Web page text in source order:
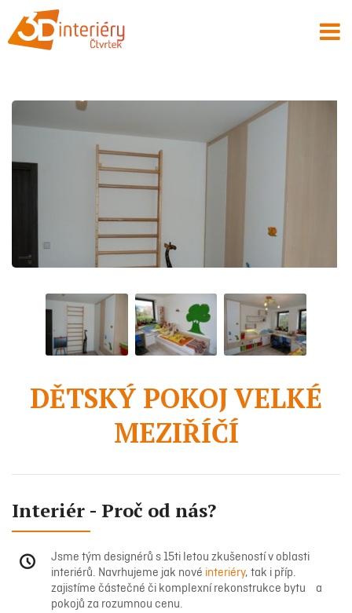
DĚTSKÝ POKOJ VELKÉ
MEZIŘÍČÍ
Interiér - Proč od nás?
Jsme tým designérů s 15ti letou zkušeností v oblasti
interiérů. Navrhujeme jak nové interiéry, tak i příp.
zajistíme částečné či komplexní rekonstrukce bytu a
pokojů za rozumnou cenu.